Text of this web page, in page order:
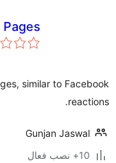
similar to Facebook
reactions.
Gunjan Jaswal
10+ نصب فعال